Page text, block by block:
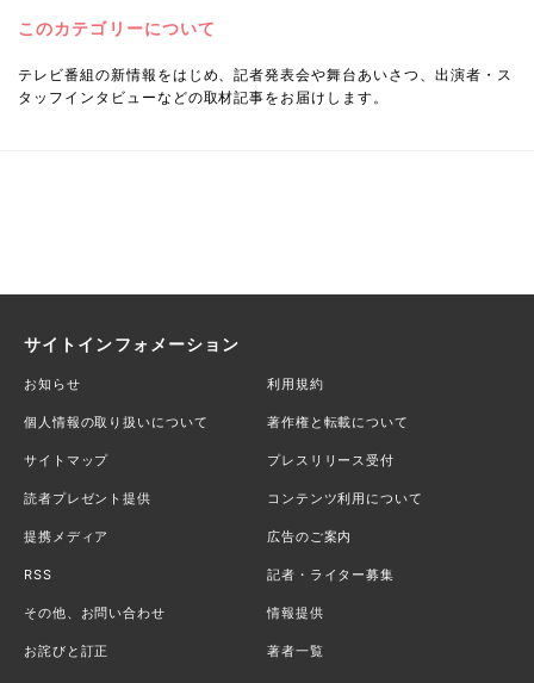
このカテゴリーについて
テレビ番組の新情報をはじめ、記者発表会や舞台あいさつ、出演者・ス
タッフインタビューなどの取材記事をお届けします。
サイトインフォメーション
お知らせ 利用規約
個人情報の取り扱いについて 著作権と転載について
サイトマップ プレスリリース受付
読者プレゼント提供 コンテンツ利用について
提携メディア 広告のご案内
RSS 記者・ライター募集
その他、お問い合わせ 情報提供
お詫びと訂正 著者一覧